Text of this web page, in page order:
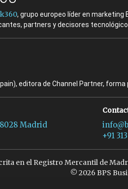
, grupo europeo líder en
partners y decisores
editora de Channel Partner, forma
Madrid
+91
en el Registro Mercantil de
© 2026 BPS